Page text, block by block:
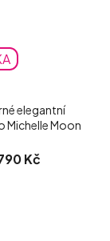
elegantní
Michelle Moon
Kč